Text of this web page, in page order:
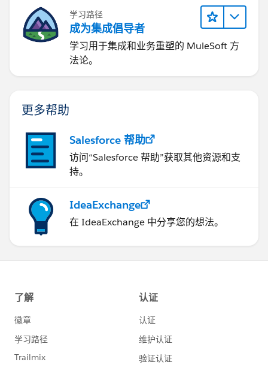
学习路径
成为集成倡导者
学习用于集成和业务重塑的 MuleSoft 方
法论。
更多帮助
Salesforce 帮助
访问“Salesforce 帮助”获取其他资源和支
持。
IdeaExchange
在 IdeaExchange 中分享您的想法。